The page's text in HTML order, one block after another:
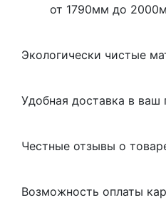
от 1790мм до
Экологически чистые
Удобная доставка в ваш
Честные отзывы о
Возможность оплаты